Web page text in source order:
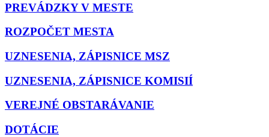
PREVÁDZKY V MESTE
ROZPOČET MESTA
UZNESENIA, ZÁPISNICE MSZ
UZNESENIA, ZÁPISNICE KOMISIÍ
VEREJNÉ OBSTARÁVANIE
DOTÁCIE